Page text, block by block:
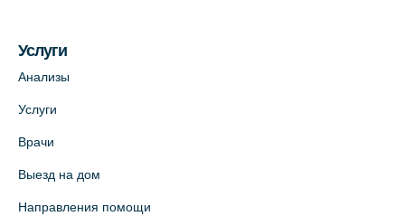
Услуги
Анализы
Услуги
Врачи
Выезд на дом
Направления помощи